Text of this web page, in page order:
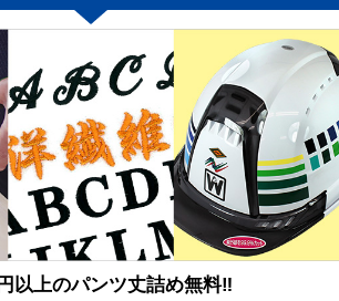
以上のパンツ丈詰め無料‼